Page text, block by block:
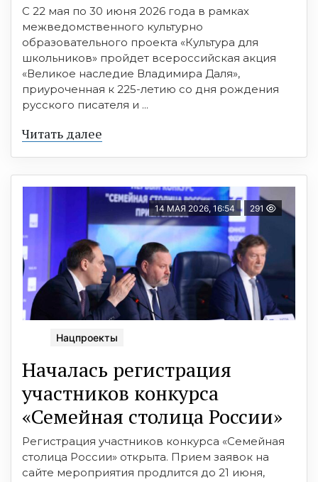
С 22 мая по 30 июня 2026 года в рамках
межведомственного культурно
образовательного проекта «Культура для
школьников» пройдет всероссийская акция
«Великое наследие Владимира Даля»,
приуроченная к 225-летию со дня рождения
русского писателя и ...
Читать далее
14 МАЯ 2026, 16:54 291
Нацпроекты
Началась регистрация
участников конкурса
«Семейная столица России»
Регистрация участников конкурса «Семейная
столица России» открыта. Прием заявок на
сайте мероприятия продлится до 21 июня,